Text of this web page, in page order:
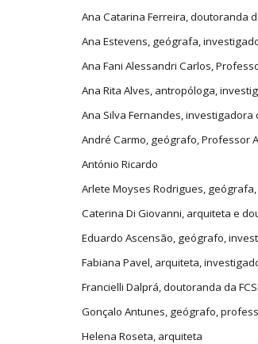
Ana Catarina Ferreira, doutoranda
Ana Estevens, geógrafa,
Ana Fani Alessandri Carlos,
Ana Rita Alves, antropóloga,
Ana Silva Fernandes, investigadora
André Carmo, geógrafo, Professor
António Ricardo
Arlete Moyses Rodrigues, geógrafa,
Caterina Di Giovanni, arquiteta e
Eduardo Ascensão, geógrafo,
Fabiana Pavel, arquiteta,
Francielli Dalprá, doutoranda da
Gonçalo Antunes, geógrafo,
Helena Roseta, arquiteta